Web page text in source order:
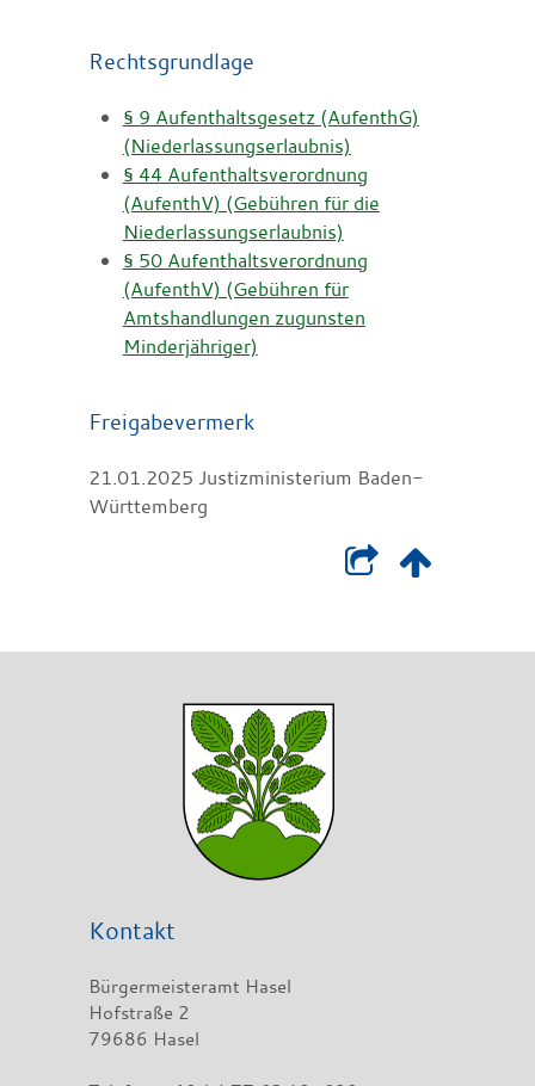
Rechtsgrundlage
§ 9 Aufenthaltsgesetz (AufenthG)
(Niederlassungserlaubnis)
§ 44 Aufenthaltsverordnung
(AufenthV) (Gebühren für die
Niederlassungserlaubnis)
§ 50 Aufenthaltsverordnung
(AufenthV) (Gebühren für
Amtshandlungen zugunsten
Minderjähriger)
Freigabevermerk
21.01.2025 Justizministerium Baden-
Württemberg
Kontakt
Bürgermeisteramt Hasel
Hofstraße 2
79686 Hasel